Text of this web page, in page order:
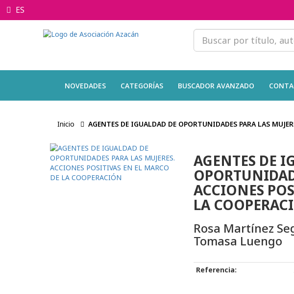
ES
NOVEDADES CATEGORÍAS BUSCADOR AVANZADO
Inicio AGENTES DE IGUALDAD DE OPORTUNIDADES PARA LAS
AGENTES DE
ACCIONES
LA
Rosa Martínez
Tomasa Luengo
Referencia: